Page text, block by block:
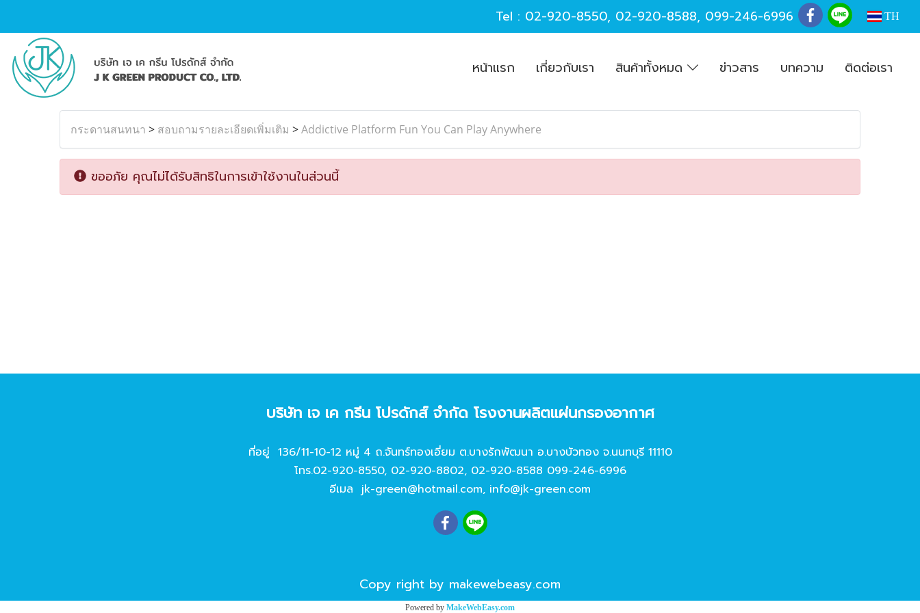
Tel : 02-920-8550, 02-920-8588, 099-246-6996 TH
หน้าแรก เกี่ยวกับเรา สินค้าทั้งหมด ข่าวสาร บทความ ติดต่อเรา
กระดานสนทนา > สอบถามรายละเอียดเพิ่มเติม >Addictive Platform Fun You Can Play Anywhere
ขออภัย คุณไม่ได้รับสิทธิในการเข้าใช้งานในส่วนนี้
บริษัท เจ เค กรีน โปรดักส์ จํากัด โรงงานผลิตแผ่นกรองอากาศ
ที่อยู่ 136/11-10-12 หมู่ 4 ถ.จันทร์ทองเอี่ยม ต.บางรักพัฒนา อ.บางบัวทอง จ.นนทบุรี 11110
โทร.02-920-8550, 02-920-8802, 02-920-8588 099-246-6996
อีเมล jk-green@hotmail.com, info@jk-green.com
Copy right by makewebeasy.com
Powered by MakeWebEasy.com